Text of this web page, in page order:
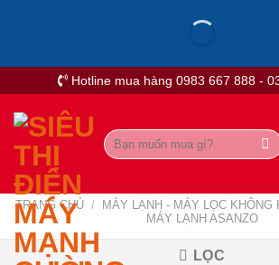
Hotline mua hàng 0983 667 888 -
Tìm
kiếm:
TRANG CHỦ / MÁY LẠNH - MÁY LỌC KHÔNG
MÁY LẠNH ASANZO
LỌC